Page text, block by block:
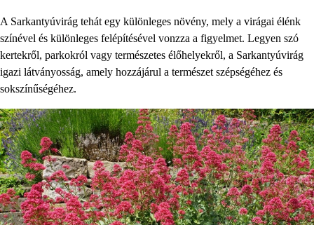
A Sarkantyúvirág tehát egy különleges növény, mely a virágai élénk
színével és különleges felépítésével vonzza a figyelmet. Legyen szó
kertekről, parkokról vagy természetes élőhelyekről, a Sarkantyúvirág
igazi látványosság, amely hozzájárul a természet szépségéhez és
sokszínűségéhez.